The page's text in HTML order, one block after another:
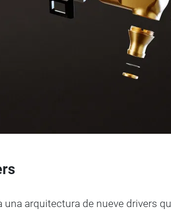
una arquitectura de nueve drivers